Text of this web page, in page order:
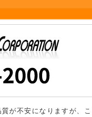
が不安になりますが、こ